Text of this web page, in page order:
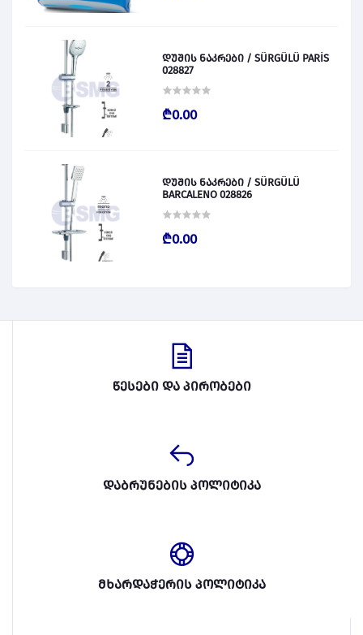
დუშის ნაკრები / SÜRGÜLÜ PARİS
028827
₾0.00
დუშის ნაკრები / SÜRGÜLÜ
BARCALENO 028826
₾0.00
წესები და პირობები
დაბრუნების პოლიტიკა
მხარდაჭერის პოლიტიკა